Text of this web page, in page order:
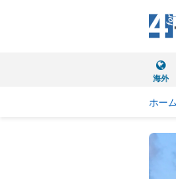
海外
ホーム